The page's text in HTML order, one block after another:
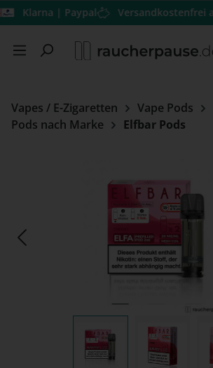
Zum Hauptinhalt springen
| Paypal Versandkostenfrei ab 39€
Vapes / E-Zigaretten
Vape Pods
Pods nach Marke
Elfbar Pods